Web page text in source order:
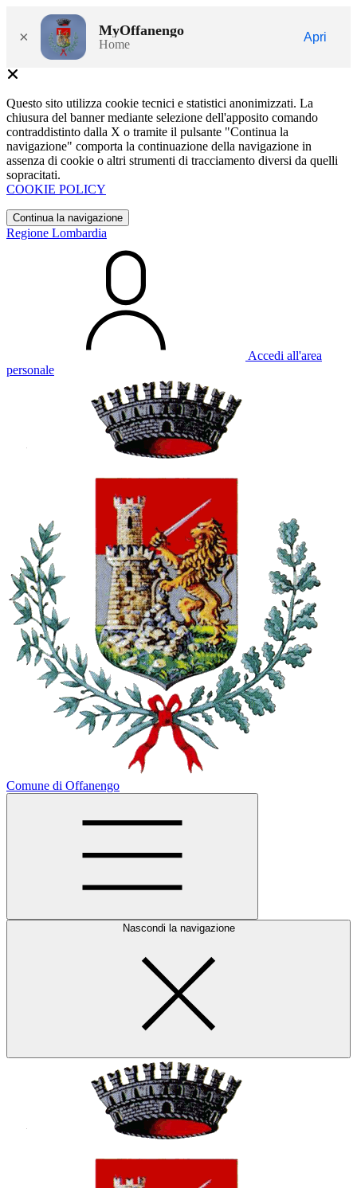
× MyOffanengo
Home
Apri
Questo sito utilizza cookie tecnici e statistici anonimizzati. La
chiusura del banner mediante selezione dell'apposito comando
contraddistinto dalla X o tramite il pulsante "Continua la
navigazione" comporta la continuazione della navigazione in
assenza di cookie o altri strumenti di tracciamento diversi da quelli
sopracitati.
COOKIE POLICY
Continua la navigazione
Regione Lombardia
Accedi all'area
personale
Comune di Offanengo
Nascondi la navigazione